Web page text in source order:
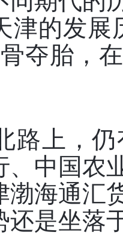
津的发展
夺胎，
路上，
、中国农
渤海通汇
还是坐落